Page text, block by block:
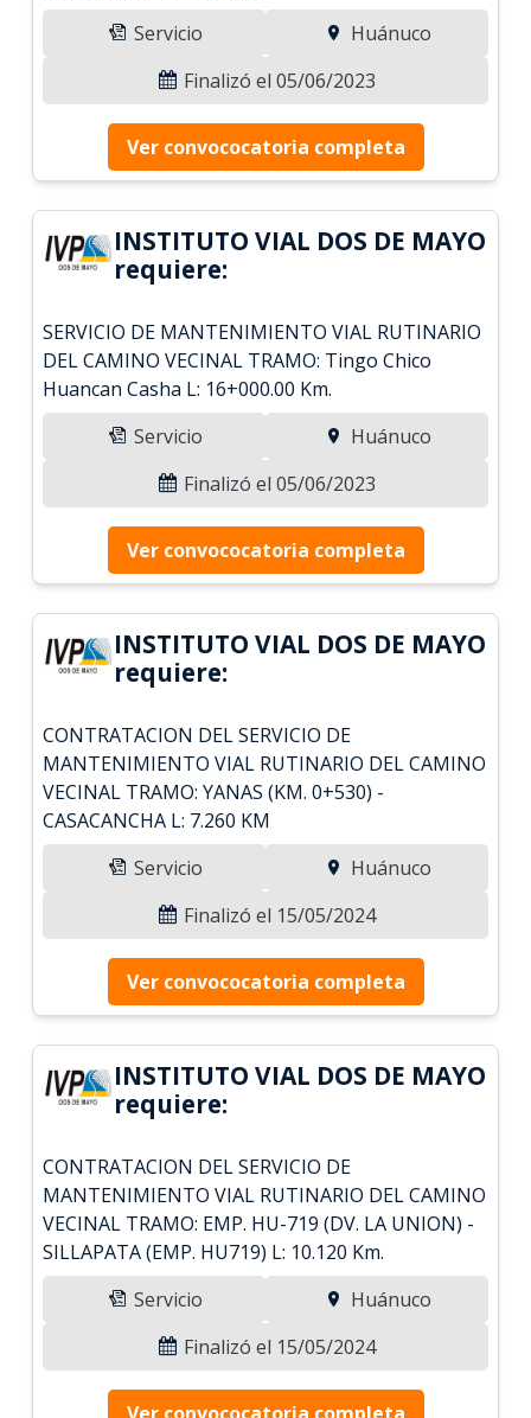
Servicio
Huánuco
Finalizó el 05/06/2023
Ver convococatoria completa
INSTITUTO VIAL DOS DE MAYO
requiere:
SERVICIO DE MANTENIMIENTO VIAL RUTINARIO
DEL CAMINO VECINAL TRAMO: Tingo Chico
Huancan Casha L: 16+000.00 Km.
Servicio
Huánuco
Finalizó el 05/06/2023
Ver convococatoria completa
INSTITUTO VIAL DOS DE MAYO
requiere:
CONTRATACION DEL SERVICIO DE
MANTENIMIENTO VIAL RUTINARIO DEL CAMINO
VECINAL TRAMO: YANAS (KM. 0+530) -
CASACANCHA L: 7.260 KM
Servicio
Huánuco
Finalizó el 15/05/2024
Ver convococatoria completa
INSTITUTO VIAL DOS DE MAYO
requiere:
CONTRATACION DEL SERVICIO DE
MANTENIMIENTO VIAL RUTINARIO DEL CAMINO
VECINAL TRAMO: EMP. HU-719 (DV. LA UNION) -
SILLAPATA (EMP. HU719) L: 10.120 Km.
Servicio
Huánuco
Finalizó el 15/05/2024